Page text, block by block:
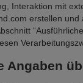
Interaktion mit
erstellen und
Angaben